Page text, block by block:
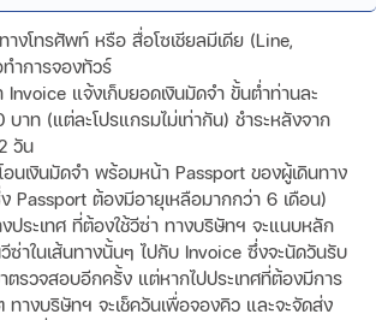
างโทรศัพท์ หรือ สื่อโซเชียลมีเดีย (Line,
ำการจองทัวร์
Invoice แจ้งเก็บยอดเงินมัดจำ ขั้นต่ำท่านละ
าท (แต่ละโปรแกรมไม่เท่ากัน) ชำระหลังจาก
วัน
นเงินมัดจำ พร้อมหน้า Passport ของผู้เดินทาง
Passport ต้องมีอายุเหลือมากกว่า 6 เดือน)
ระเทศ ที่ต้องใช้วีซ่า ทางบริษัทฯ จะแนบหลัก
ซ่าในเส้นทางนั้นๆ ไปกับ Invoice ซึ่งจะนัดวันรับ
ตรวจสอบอีกครั้ง แต่หากไปประเทศที่ต้องมีการ
ทางบริษัทฯ จะเช็ควันเพื่อจองคิว และจะจัดส่ง